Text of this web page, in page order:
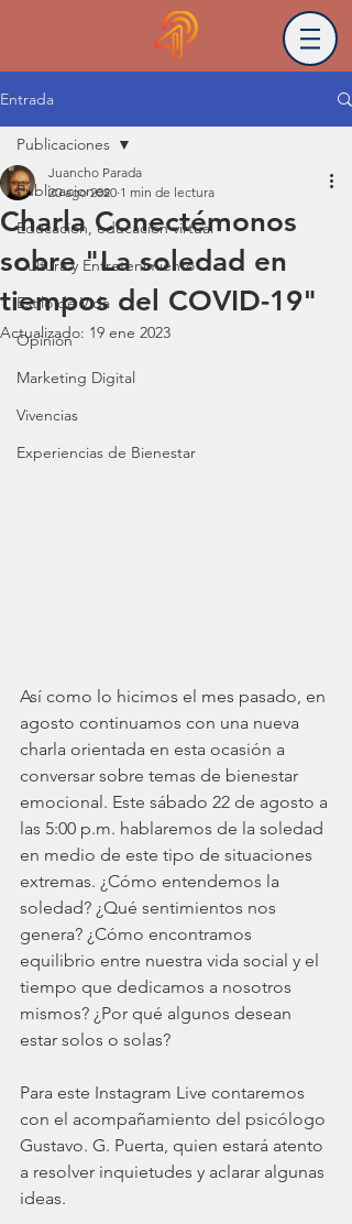
Entrada
Publicaciones
Educación, educación virtual
Cultura y Entretenimiento
Estilo de Vida
Opinión
Marketing Digital
Vivencias
Experiencias de Bienestar
Publicaciones
Charla Conectémonos
sobre "La soledad en
tiempos del COVID-19"
Juancho Parada
20 ago 2020 1 min de lectura
Actualizado: 19 ene 2023
Así como lo hicimos el mes pasado, en
agosto continuamos con una nueva
charla orientada en esta ocasión a
conversar sobre temas de bienestar
emocional. Este sábado 22 de agosto a
las 5:00 p.m. hablaremos de la soledad
en medio de este tipo de situaciones
extremas. ¿Cómo entendemos la
soledad? ¿Qué sentimientos nos
genera? ¿Cómo encontramos
equilibrio entre nuestra vida social y el
tiempo que dedicamos a nosotros
mismos? ¿Por qué algunos desean
estar solos o solas?
Para este Instagram Live contaremos
con el acompañamiento del psicólogo
Gustavo. G. Puerta, quien estará atento
a resolver inquietudes y aclarar algunas
ideas.